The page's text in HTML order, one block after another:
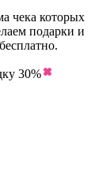
чека которых
подарки и
30%